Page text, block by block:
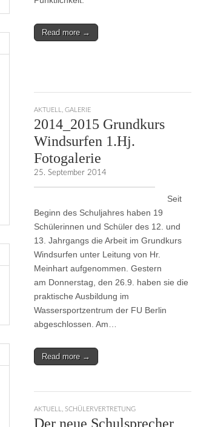
Read more →
AKTUELL GALERIE
2014_2015 Grundkurs
Windsurfen 1.Hj.
Fotogalerie
25. September 2014
Seit
Beginn des Schuljahres haben 19
Schülerinnen und Schüler des 12. und
13. Jahrgangs die Arbeit im Grundkurs
Windsurfen unter Leitung von Hr.
Meinhart aufgenommen. Gestern
am Donnerstag, den 26.9. haben sie die
praktische Ausbildung im
Wassersportzentrum der FU Berlin
abgeschlossen. Am…
Read more →
AKTUELL SCHÜLERVERTRETUNG
Der neue Schulsprecher